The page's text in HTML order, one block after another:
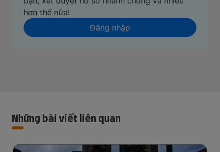
hơn thế nữa!
Đăng nhập
Những bài viết liên quan